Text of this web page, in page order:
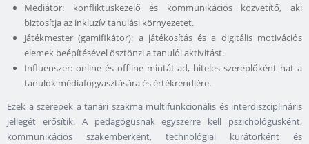
Mediátor: konfliktuskezelő és kommunikációs közvetítő, aki
biztosítja az inkluzív tanulási környezetet.
Játékmester (gamifikátor): a játékosítás és a digitális motivációs
elemek beépítésével ösztönzi a tanulói aktivitást.
Influenszer: online és offline mintát ad, hiteles szereplőként hat a
tanulók médiafogyasztására és értékrendjére.
Ezek a szerepek a tanári szakma multifunkcionális és interdiszciplináris
jellegét erősítik. A pedagógusnak egyszerre kell pszichológusként,
kommunikációs szakemberként, technológiai kurátorként és